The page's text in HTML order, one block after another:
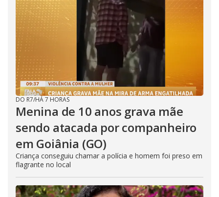
DO R7/HÁ 7 HORAS
Menina de 10 anos grava mãe
sendo atacada por companheiro
em Goiânia (GO)
Criança conseguiu chamar a polícia e homem foi preso em
flagrante no local